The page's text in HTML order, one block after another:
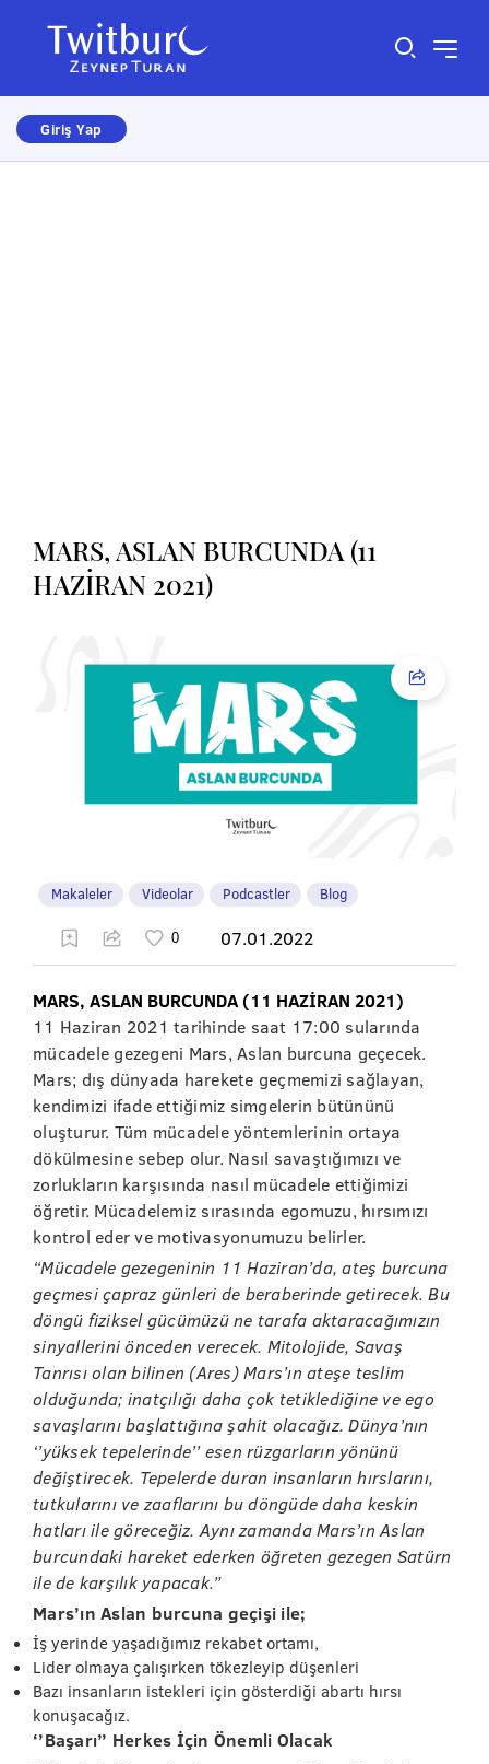
Giriş Yap
MARS, ASLAN BURCUNDA (11
HAZİRAN 2021)
Makaleler Videolar Podcastler Blog
07.01.2022
MARS, ASLAN BURCUNDA (11 HAZİRAN 2021)
11 Haziran 2021 tarihinde saat 17:00 sularında
mücadele gezegeni Mars, Aslan burcuna geçecek.
Mars; dış dünyada harekete geçmemizi sağlayan,
kendimizi ifade ettiğimiz simgelerin bütününü
oluşturur. Tüm mücadele yöntemlerinin ortaya
dökülmesine sebep olur. Nasıl savaştığımızı ve
zorlukların karşısında nasıl mücadele ettiğimizi
öğretir. Mücadelemiz sırasında egomuzu, hırsımızı
kontrol eder ve motivasyonumuzu belirler.
“Mücadele gezegeninin 11 Haziran’da, ateş burcuna
geçmesi çapraz günleri de beraberinde getirecek. Bu
döngü fiziksel gücümüzü ne tarafa aktaracağımızın
sinyallerini önceden verecek. Mitolojide, Savaş
Tanrısı olan bilinen (Ares) Mars’ın ateşe teslim
olduğunda; inatçılığı daha çok tetiklediğine ve ego
savaşlarını başlattığına şahit olacağız. Dünya’nın
‘’yüksek tepelerinde’’ esen rüzgarların yönünü
değiştirecek. Tepelerde duran insanların hırslarını,
tutkularını ve zaaflarını bu döngüde daha keskin
hatları ile göreceğiz. Aynı zamanda Mars’ın Aslan
burcundaki hareket ederken öğreten gezegen Satürn
ile de karşılık yapacak.”
Mars’ın Aslan burcuna geçişi ile;
İş yerinde yaşadığımız rekabet ortamı,
Lider olmaya çalışırken tökezleyip düşenleri
Bazı insanların istekleri için gösterdiği abartı hırsı
konuşacağız.
‘’Başarı’’ Herkes İçin Önemli Olacak